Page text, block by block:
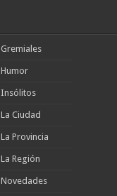
Gremiales
Humor
Insólitos
La Ciudad
La Provincia
La Región
Novedades